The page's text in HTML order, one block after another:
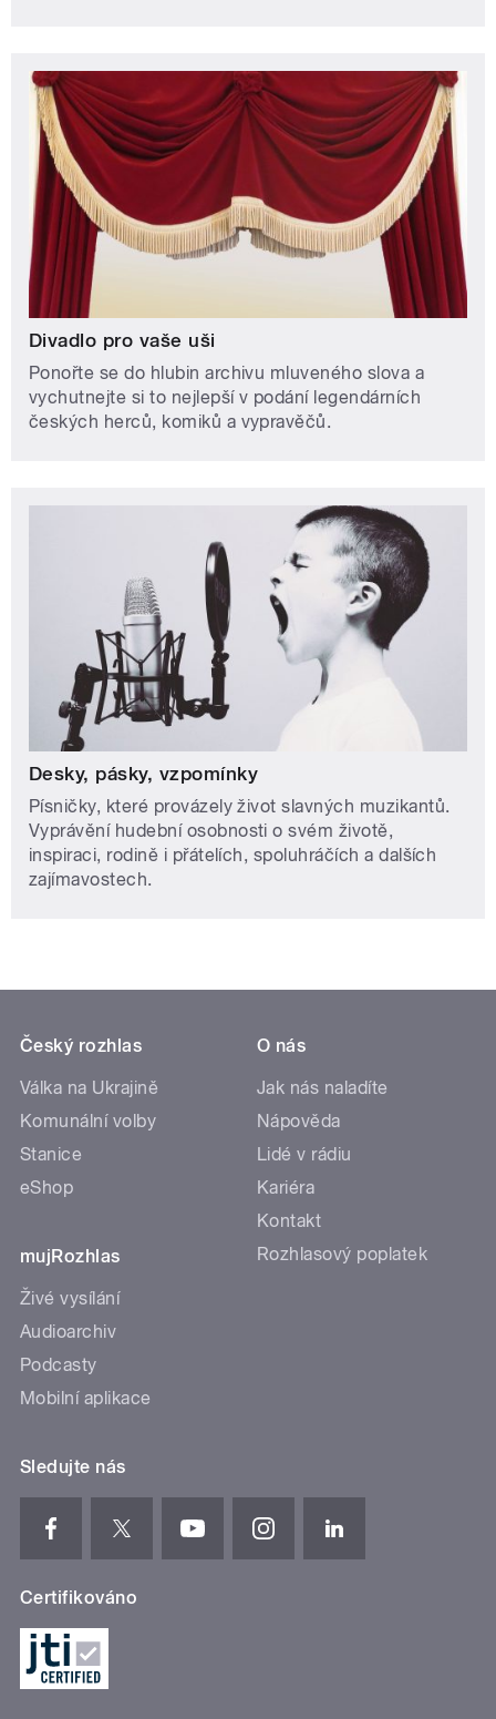
Divadlo pro vaše uši
Ponořte se do hlubin archivu mluveného slova a
vychutnejte si to nejlepší v podání legendárních
českých herců, komiků a vypravěčů.
Desky, pásky, vzpomínky
Písničky, které provázely život slavných muzikantů.
Vyprávění hudební osobnosti o svém životě,
inspiraci, rodině i přátelích, spoluhráčích a dalších
zajímavostech.
Český rozhlas
Válka na Ukrajině
Komunální volby
Stanice
eShop
mujRozhlas
Živé vysílání
Audioarchiv
Podcasty
Mobilní aplikace
O nás
Jak nás naladíte
Nápověda
Lidé v rádiu
Kariéra
Kontakt
Rozhlasový poplatek
Sledujte nás
Certifikováno